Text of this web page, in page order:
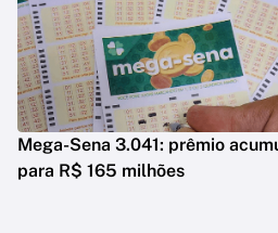
Mega-Sena 3.041: prêmio
para R$ 165 milhões